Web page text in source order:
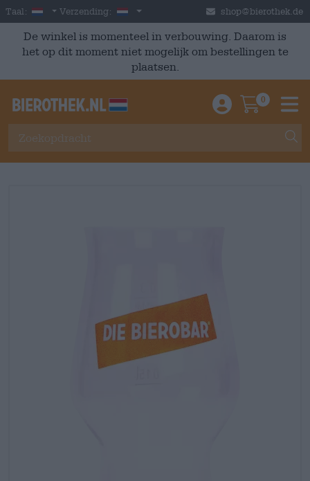
Skip to main content
Taal: Dutch
Verzending: Nederland shop@bierothek.de
De winkel is momenteel in verbouwing. Daarom is
het op dit moment niet mogelijk om bestellingen te
plaatsen.
Einloggen /
0